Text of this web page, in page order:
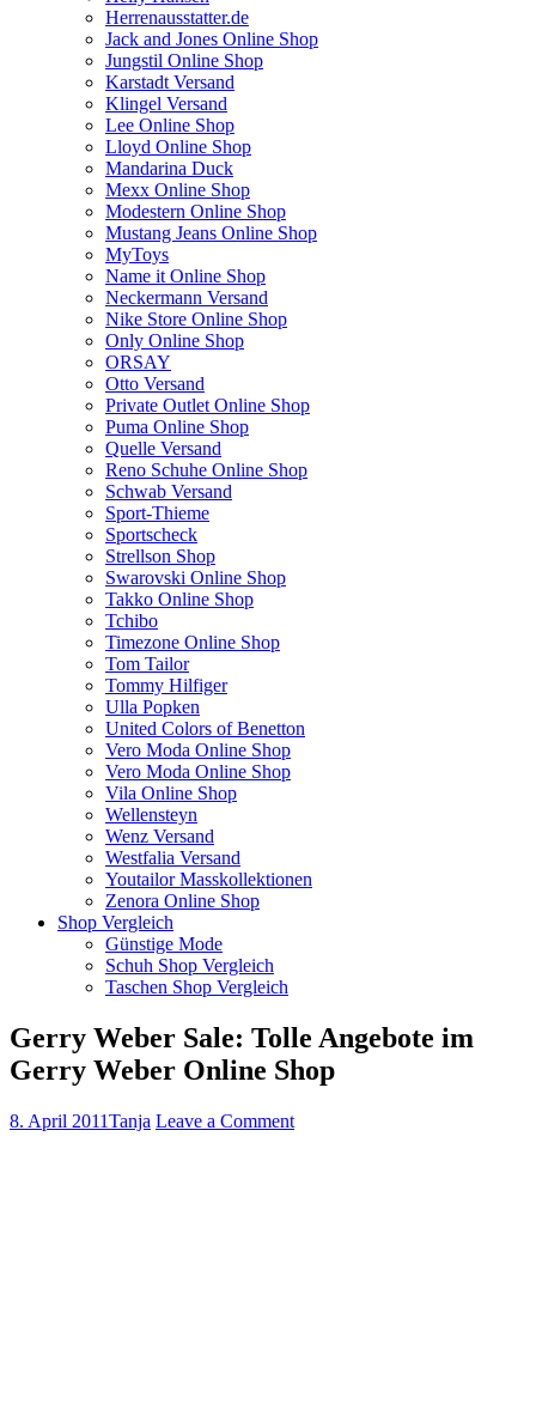
Herrenausstatter.de
Jack and Jones Online Shop
Jungstil Online Shop
Karstadt Versand
Klingel Versand
Lee Online Shop
Lloyd Online Shop
Mandarina Duck
Mexx Online Shop
Modestern Online Shop
Mustang Jeans Online Shop
MyToys
Name it Online Shop
Neckermann Versand
Nike Store Online Shop
Only Online Shop
ORSAY
Otto Versand
Private Outlet Online Shop
Puma Online Shop
Quelle Versand
Reno Schuhe Online Shop
Schwab Versand
Sport-Thieme
Sportscheck
Strellson Shop
Swarovski Online Shop
Takko Online Shop
Tchibo
Timezone Online Shop
Tom Tailor
Tommy Hilfiger
Ulla Popken
United Colors of Benetton
Vero Moda Online Shop
Vero Moda Online Shop
Vila Online Shop
Wellensteyn
Wenz Versand
Westfalia Versand
Youtailor Masskollektionen
Zenora Online Shop
Shop Vergleich
Günstige Mode
Schuh Shop Vergleich
Taschen Shop Vergleich
Gerry Weber Sale: Tolle Angebote im
Gerry Weber Online Shop
8. April 2011Tanja Leave a Comment